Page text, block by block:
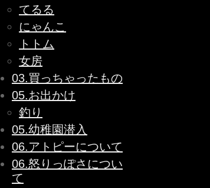
てるる
にゃんこ
トトム
女房
03.買っちゃったもの
05.お出かけ
釣り
05.幼稚園潜入
06.アトピーについて
06.怒りっぽさについ
て